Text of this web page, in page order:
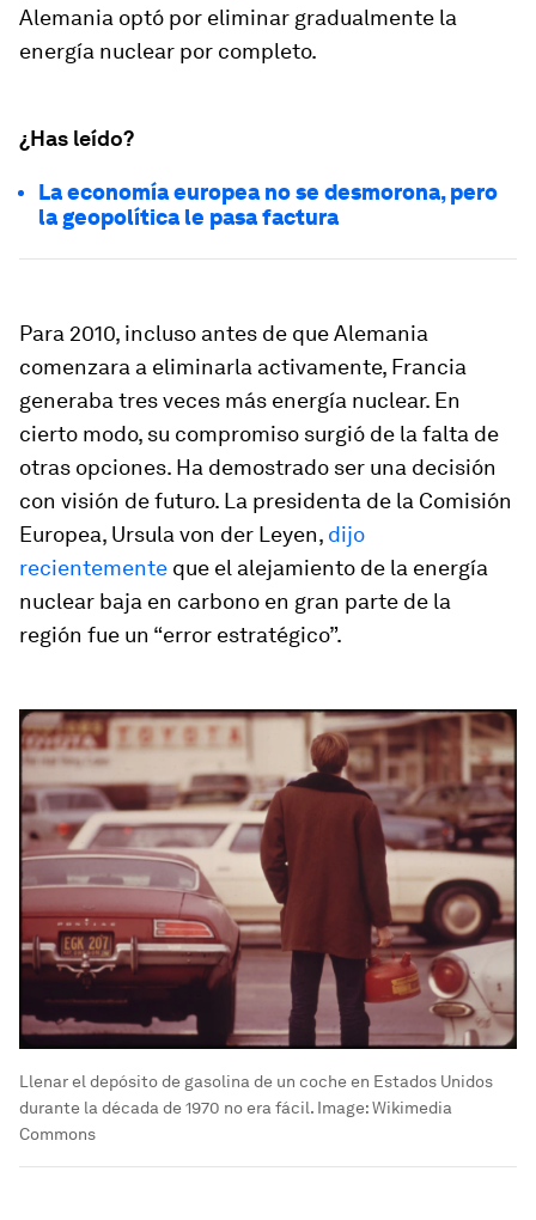
Alemania optó por eliminar gradualmente la
energía nuclear por completo.
¿Has leído?
La economía europea no se desmorona, pero
la geopolítica le pasa factura
Para 2010, incluso antes de que Alemania
comenzara a eliminarla activamente, Francia
generaba tres veces más energía nuclear. En
cierto modo, su compromiso surgió de la falta de
otras opciones. Ha demostrado ser una decisión
con visión de futuro. La presidenta de la Comisión
Europea, Ursula von der Leyen, dijo
recientemente que el alejamiento de la energía
nuclear baja en carbono en gran parte de la
región fue un “error estratégico”.
Llenar el depósito de gasolina de un coche en Estados Unidos
durante la década de 1970 no era fácil. Image:Wikimedia
Commons